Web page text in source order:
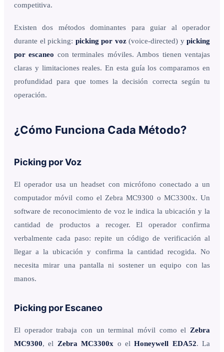
competitiva.
Existen dos métodos dominantes para guiar al operador
durante el picking: picking por voz(voice-directed) y picking
por escaneo con terminales móviles. Ambos tienen ventajas
claras y limitaciones reales. En esta guía los comparamos en
profundidad para que tomes la decisión correcta según tu
operación.
¿Cómo Funciona Cada Método?
Picking por Voz
El operador usa un headset con micrófono conectado a un
computador móvil como el Zebra MC9300 o MC3300x. Un
software de reconocimiento de voz le indica la ubicación y la
cantidad de productos a recoger. El operador confirma
verbalmente cada paso: repite un código de verificación al
llegar a la ubicación y confirma la cantidad recogida. No
necesita mirar una pantalla ni sostener un equipo con las
manos.
Picking por Escaneo
El operador trabaja con un terminal móvil como el Zebra
MC9300, el Zebra MC3300x o elHoneywell EDA52. La